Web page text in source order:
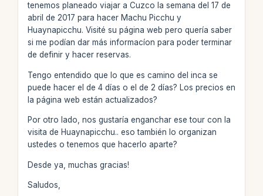
tenemos planeado viajar a Cuzco la semana del 17 de
abril de 2017 para hacer Machu Picchu y
Huaynapicchu. Visité su página web pero quería saber
si me podían dar más informacíon para poder terminar
de definir y hacer reservas.
Tengo entendido que lo que es camino del inca se
puede hacer el de 4 días o el de 2 días? Los precios en
la página web están actualizados?
Por otro lado, nos gustaría enganchar ese tour con la
visita de Huaynapicchu.. eso también lo organizan
ustedes o tenemos que hacerlo aparte?
Desde ya, muchas gracias!
Saludos,